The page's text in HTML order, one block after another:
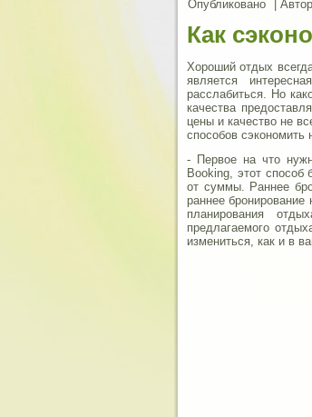
Опубликовано
Как
Хороший отдых
является
расслабиться. Но
качества
цены и качество не
способов сэкономить
- Первое на что
Booking, этот
от суммы. Раннее
раннее
планирования
предлагаемого
измениться, как и в